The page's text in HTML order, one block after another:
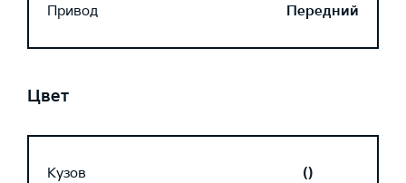
Привод
Передний
Цвет
Кузов ()